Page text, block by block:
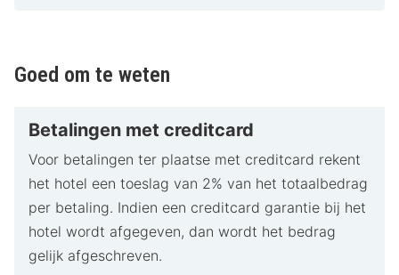
Goed om te weten
Betalingen met creditcard
Voor betalingen ter plaatse met creditcard rekent
het hotel een toeslag van 2% van het totaalbedrag
per betaling. Indien een creditcard garantie bij het
hotel wordt afgegeven, dan wordt het bedrag
gelijk afgeschreven.